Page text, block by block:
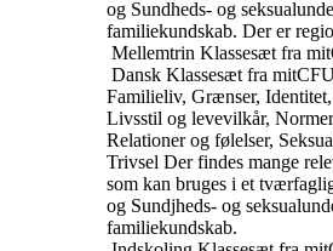
og Sundheds- og
familiekundskab. Der er
Mellemtrin Klassesæt fra
Dansk Klassesæt fra
Familieliv, Grænser,
Livsstil og levevilkår,
Relationer og følelser,
Trivsel Der findes mange
som kan bruges i et
og Sundjheds- og
familiekundskab.